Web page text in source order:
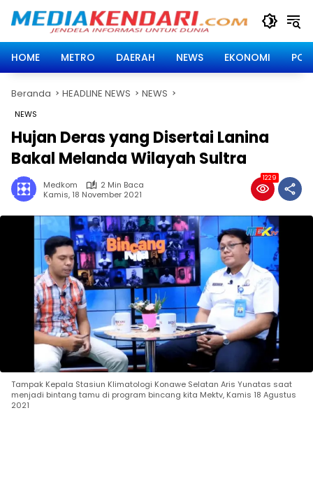
HOME
METRO DAERAH NEWS EKONOMI
Beranda HEADLINE NEWS NEWS
NEWS
Hujan Deras yang Disertai Lanina
Bakal Melanda Wilayah Sultra
Medkom
2 Min Baca
Kamis, 18 November 2021
1229
Tampak Kepala Stasiun Klimatologi Konawe Selatan Aris Yunatas saat
menjadi bintang tamu di program bincang kita Mektv, Kamis 18 Agustus
2021